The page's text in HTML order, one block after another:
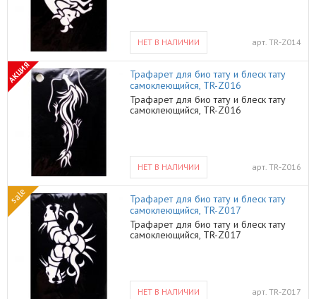
НЕТ В НАЛИЧИИ арт. TR-Z014
АКЦИЯ
Трафарет для био тату и блеск тату
самоклеющийся, TR-Z016
Трафарет для био тату и блеск тату
самоклеющийся, TR-Z016
НЕТ В НАЛИЧИИ арт. TR-Z016
sale
Трафарет для био тату и блеск тату
самоклеющийся, TR-Z017
Трафарет для био тату и блеск тату
самоклеющийся, TR-Z017
НЕТ В НАЛИЧИИ арт. TR-Z017